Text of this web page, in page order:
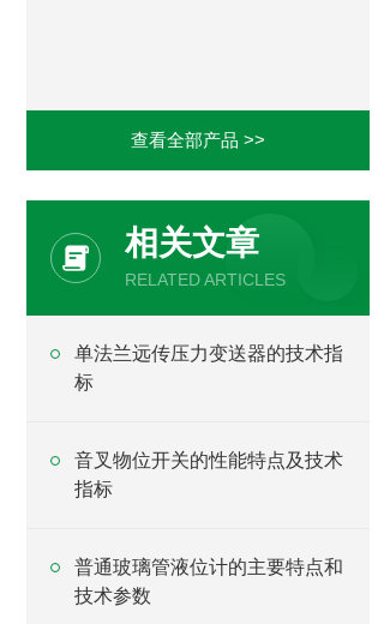
查看全部产品 >>
相关文章
RELATED ARTICLES
单法兰远传压力变送器的技术指
标
音叉物位开关的性能特点及技术
指标
普通玻璃管液位计的主要特点和
技术参数